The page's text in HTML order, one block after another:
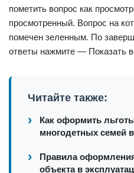
пометить вопрос как
просмотренный. Вопрос на
помечен зеленным. По
ответы нажмите — Показать
Читайте также:
Как оформить
многодетных семей
Правила
объекта в